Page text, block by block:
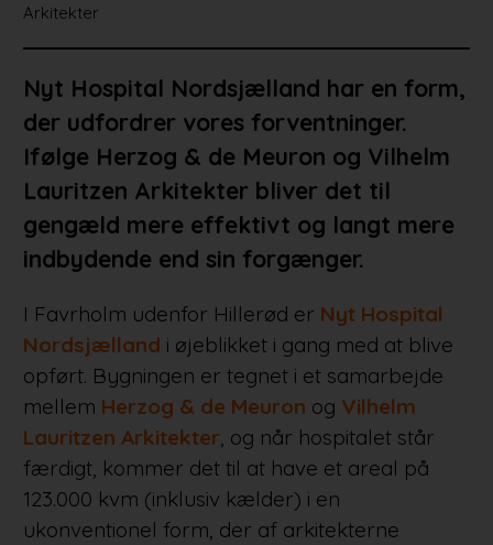
Arkitekter
Nyt Hospital Nordsjælland har en form,
der udfordrer vores forventninger.
Ifølge Herzog & de Meuron og Vilhelm
Lauritzen Arkitekter bliver det til
gengæld mere effektivt og langt mere
indbydende end sin forgænger.
I Favrholm udenfor Hillerød er Nyt Hospital
Nordsjælland i øjeblikket i gang med at blive
opført. Bygningen er tegnet i et samarbejde
mellem Herzog & de Meuron og Vilhelm
Lauritzen Arkitekter , og når hospitalet står
færdigt, kommer det til at have et areal på
123.000 kvm (inklusiv kælder) i en
ukonventionel form, der af arkitekterne